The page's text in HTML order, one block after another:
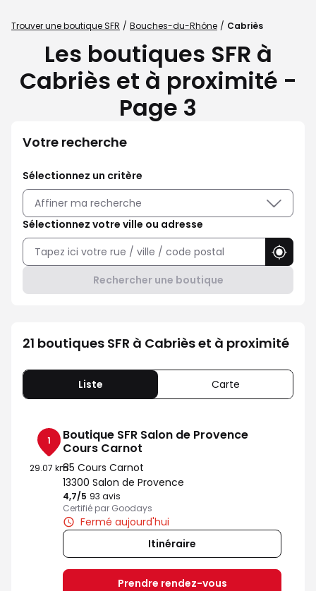
Trouver une boutique SFR Bouches-du-Rhône Cabriès
Les boutiques SFR à
Cabriès et à proximité -
Page 3
Votre recherche
Sélectionnez un critère
Affiner ma recherche
Sélectionnez votre ville ou adresse
Rechercher une boutique
21 boutiques SFR à Cabriès et à proximité
Liste Carte
1
29.07 km
Boutique SFR Salon de Provence
Cours Carnot
85 Cours Carnot
13300 Salon de Provence
4,7/5 Note de 4.7 sur 5
93 avis
Certifié par Goodays
Fermé aujourd'hui
Itinéraire
Prendre rendez-vous